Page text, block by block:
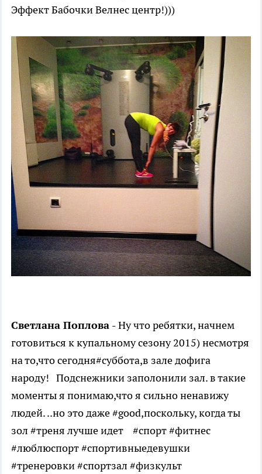
Эффект Бабочки Велнес центр!)))
Светлана Поплова -Ну что ребятки, начнем
готовиться к купальному сезону 2015) несмотря
на то,что сегодня#суббота,в зале дофига
народу! Подснежники заполонили зал. в такие
моменты я понимаю,что я сильно ненавижу
людей. ..но это даже #good,поскольку, когда ты
зол #треня лучше идет #спорт #фитнес
#люблюспорт #спортивныедевушки
#тренеровки #спортзал #физкульт